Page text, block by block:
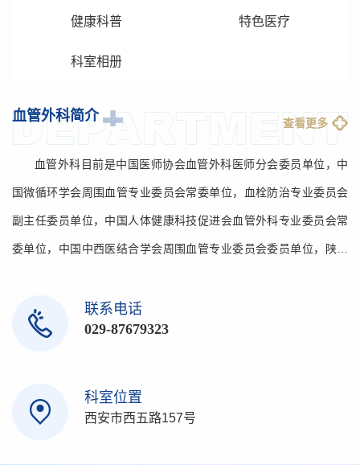
健康科普 特色医疗
科室相册
血管外科简介 查看更多
血管外科目前是中国医师协会血管外科医师分会委员单位，中
国微循环学会周围血管专业委员会常委单位，血栓防治专业委员会
副主任委员单位，中国人体健康科技促进会血管外科专业委员会常
委单位，中国中西医结合学会周围血管专业委员会委员单位，陕西
外科医师分会、腔内血管学分会副会长单位，陕西省老年学和老年
医学学会周围血管专业委员会主委单位，国际血管联盟中国分会陕
联系电话
029-87679323
科室位置
西安市西五路157号